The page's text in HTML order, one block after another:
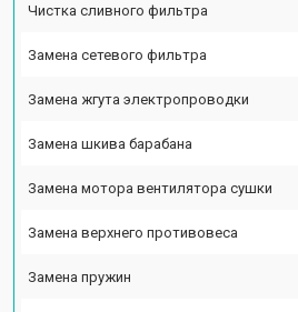
Чистка сливного фильтра
Замена сетевого фильтра
Замена жгута электропроводки
Замена шкива барабана
Замена мотора вентилятора сушки
Замена верхнего противовеса
Замена пружин